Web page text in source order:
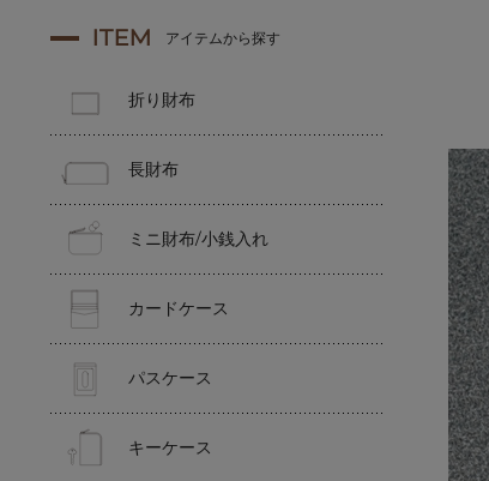
ITEM アイテムから探す
折り財布
長財布
ミニ財布/小銭入れ
カードケース
パスケース
キーケース